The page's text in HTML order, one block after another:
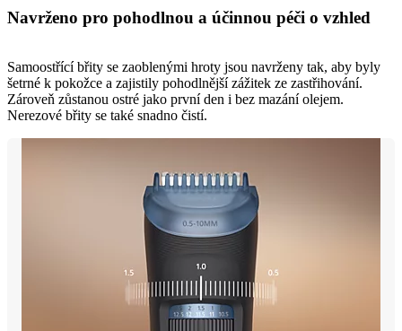
Navrženo pro pohodlnou a účinnou péči o vzhled
Samoostřící břity se zaoblenými hroty jsou navrženy tak, aby byly
šetrné k pokožce a zajistily pohodlnější zážitek ze zastřihování.
Zároveň zůstanou ostré jako první den i bez mazání olejem.
Nerezové břity se také snadno čistí.